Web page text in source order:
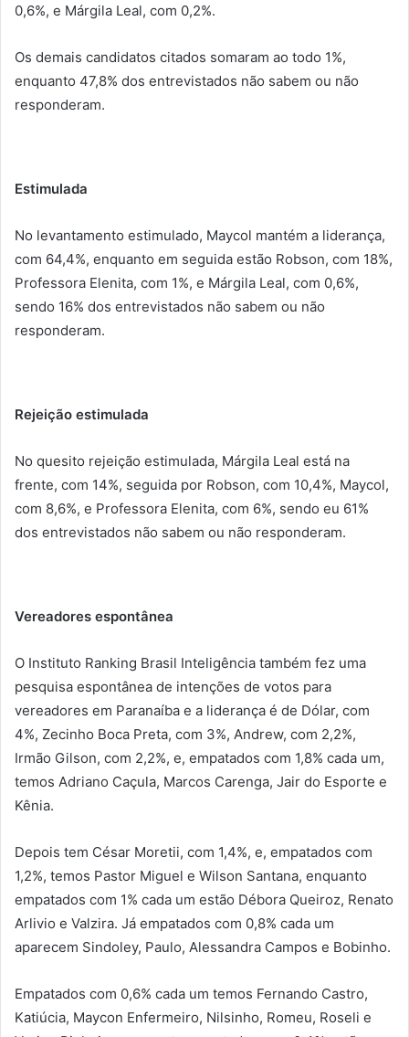
0,6%, e Márgila Leal, com 0,2%.
Os demais candidatos citados somaram ao todo 1%,
enquanto 47,8% dos entrevistados não sabem ou não
responderam.
Estimulada
No levantamento estimulado, Maycol mantém a liderança,
com 64,4%, enquanto em seguida estão Robson, com 18%,
Professora Elenita, com 1%, e Márgila Leal, com 0,6%,
sendo 16% dos entrevistados não sabem ou não
responderam.
Rejeição estimulada
No quesito rejeição estimulada, Márgila Leal está na
frente, com 14%, seguida por Robson, com 10,4%, Maycol,
com 8,6%, e Professora Elenita, com 6%, sendo eu 61%
dos entrevistados não sabem ou não responderam.
Vereadores espontânea
O Instituto Ranking Brasil Inteligência também fez uma
pesquisa espontânea de intenções de votos para
vereadores em Paranaíba e a liderança é de Dólar, com
4%, Zecinho Boca Preta, com 3%, Andrew, com 2,2%,
Irmão Gilson, com 2,2%, e, empatados com 1,8% cada um,
temos Adriano Caçula, Marcos Carenga, Jair do Esporte e
Kênia.
Depois tem César Moretii, com 1,4%, e, empatados com
1,2%, temos Pastor Miguel e Wilson Santana, enquanto
empatados com 1% cada um estão Débora Queiroz, Renato
Arlivio e Valzira. Já empatados com 0,8% cada um
aparecem Sindoley, Paulo, Alessandra Campos e Bobinho.
Empatados com 0,6% cada um temos Fernando Castro,
Katiúcia, Maycon Enfermeiro, Nilsinho, Romeu, Roseli e